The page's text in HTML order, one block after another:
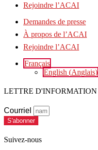
Rejoindre l’ACAI
Demandes de presse
À propos de l’ACAI
Rejoindre l’ACAI
Français
English (Anglais)
LETTRE D'INFORMATION
Courriel
S'abonner
Suivez-nous